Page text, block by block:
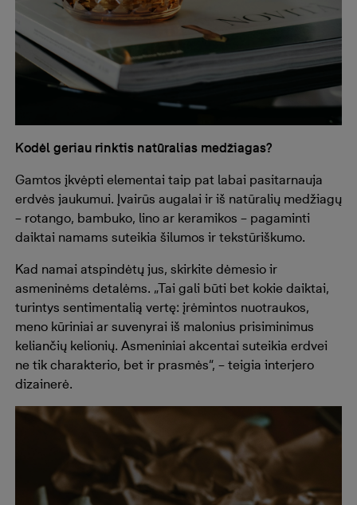
Kodėl geriau rinktis natūralias medžiagas?
Gamtos įkvėpti elementai taip pat labai pasitarnauja
erdvės jaukumui. Įvairūs augalai ir iš natūralių medžiagų
– rotango, bambuko, lino ar keramikos – pagaminti
daiktai namams suteikia šilumos ir tekstūriškumo.
Kad namai atspindėtų jus, skirkite dėmesio ir
asmeninėms detalėms. „Tai gali būti bet kokie daiktai,
turintys sentimentalią vertę: įrėmintos nuotraukos,
meno kūriniai ar suvenyrai iš malonius prisiminimus
keliančių kelionių. Asmeniniai akcentai suteikia erdvei
ne tik charakterio, bet ir prasmės“, – teigia interjero
dizainerė.